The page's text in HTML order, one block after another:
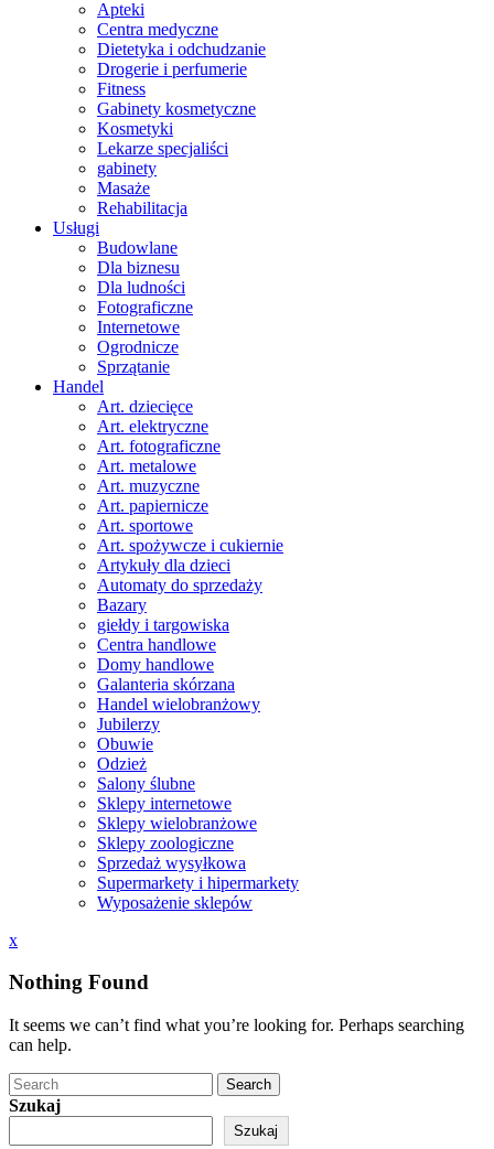
Apteki
Centra medyczne
Dietetyka i odchudzanie
Drogerie i perfumerie
Fitness
Gabinety kosmetyczne
Kosmetyki
Lekarze specjaliści
gabinety
Masaże
Rehabilitacja
Usługi
Budowlane
Dla biznesu
Dla ludności
Fotograficzne
Internetowe
Ogrodnicze
Sprzątanie
Handel
Art. dziecięce
Art. elektryczne
Art. fotograficzne
Art. metalowe
Art. muzyczne
Art. papiernicze
Art. sportowe
Art. spożywcze i cukiernie
Artykuły dla dzieci
Automaty do sprzedaży
Bazary
giełdy i targowiska
Centra handlowe
Domy handlowe
Galanteria skórzana
Handel wielobranżowy
Jubilerzy
Obuwie
Odzież
Salony ślubne
Sklepy internetowe
Sklepy wielobranżowe
Sklepy zoologiczne
Sprzedaż wysyłkowa
Supermarkety i hipermarkety
Wyposażenie sklepów
xClose
Nothing Found
It seems we can’t find what you’re looking for. Perhaps searching
can help.
Search
Szukaj
Szukaj